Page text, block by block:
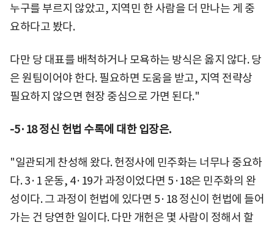
누구를 부르지 않았고, 지역민 한 사람을 더 만나는 게 중
요하다고 봤다.
다만 당 대표를 배척하거나 모욕하는 방식은 옳지 않다. 당
은 원팀이어야 한다. 필요하면 도움을 받고, 지역 전략상
필요하지 않으면 현장 중심으로 가면 된다."
-5·18 정신 헌법 수록에 대한 입장은.
"일관되게 찬성해 왔다. 헌정사에 민주화는 너무나 중요하
다. 3·1 운동, 4·19가 과정이었다면 5·18은 민주화의 완
성이다. 그 과정이 헌법에 있다면 5·18 정신이 헌법에 들어
가는 건 당연한 일이다. 다만 개헌은 몇 사람이 정해서 할